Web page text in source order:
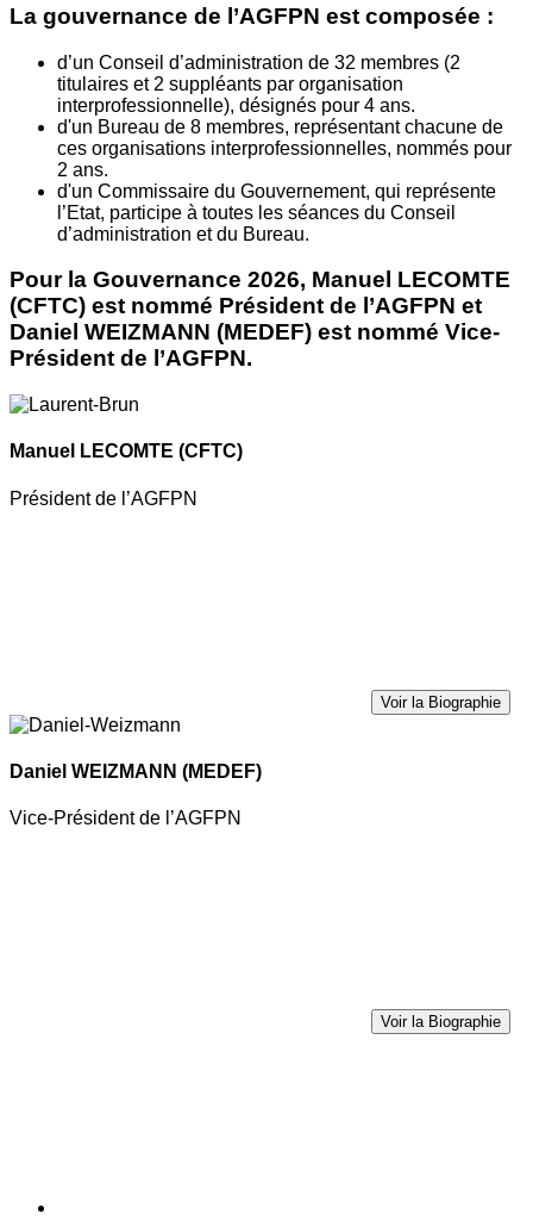
La gouvernance de l’AGFPN est composée :
d’un Conseil d’administration de 32 membres (2
titulaires et 2 suppléants par organisation
interprofessionnelle), désignés pour 4 ans.
d'un Bureau de 8 membres, représentant chacune de
ces organisations interprofessionnelles, nommés pour
2 ans.
d'un Commissaire du Gouvernement, qui représente
l’Etat, participe à toutes les séances du Conseil
d’administration et du Bureau.
Pour la Gouvernance 2026, Manuel LECOMTE
(CFTC) est nommé Président de l’AGFPN et
Daniel WEIZMANN (MEDEF) est nommé Vice-
Président de l’AGFPN.
Manuel LECOMTE (CFTC)
Président de l’AGFPN
Voir la Biographie
Daniel WEIZMANN (MEDEF)
Vice-Président de l’AGFPN
Voir la Biographie